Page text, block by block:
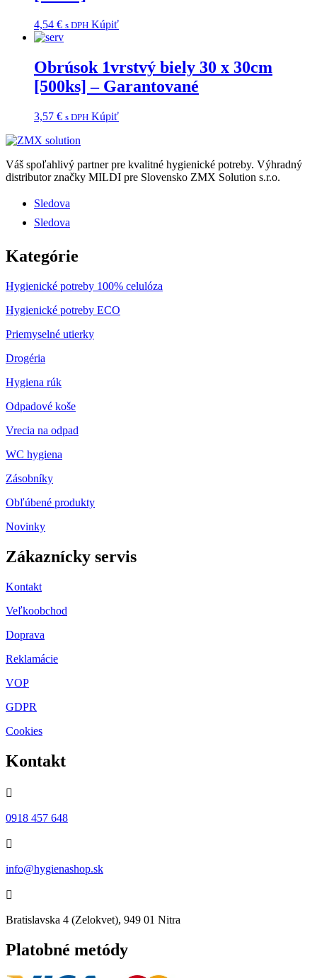
4,54 € s DPH Kúpiť
Obrúsok 1vrstvý biely 30 x 30cm
[500ks] – Garantované
3,57 € s DPH Kúpiť
Váš spoľahlivý partner pre kvalitné hygienické potreby. Výhradný
distributor značky MILDI pre Slovensko ZMX Solution s.r.o.
Sledova
Sledova
Kategórie
Hygienické potreby 100% celulóza
Hygienické potreby ECO
Priemyselné utierky
Drogéria
Hygiena rúk
Odpadové koše
Vrecia na odpad
WC hygiena
Zásobníky
Obľúbené produkty
Novinky
Zákaznícky servis
Kontakt
Veľkoobchod
Doprava
Reklamácie
VOP
GDPR
Cookies
Kontakt

0918 457 648

info@hygienashop.sk

Bratislavska 4 (Zelokvet), 949 01 Nitra
Platobné metódy